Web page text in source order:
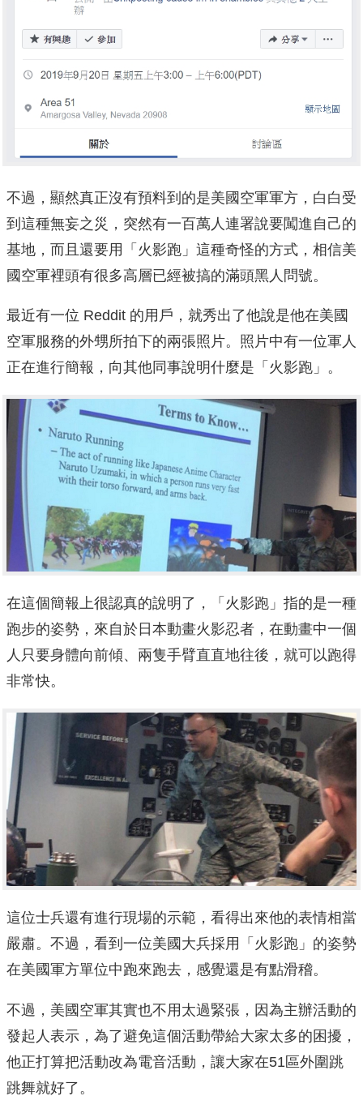
不過，顯然真正沒有預料到的是美國空軍軍方，白白受
到這種無妄之災，突然有一百萬人連署說要闖進自己的
基地，而且還要用「火影跑」這種奇怪的方式，相信美
國空軍裡頭有很多高層已經被搞的滿頭黑人問號。
最近有一位 Reddit 的用戶，就秀出了他說是他在美國
空軍服務的外甥所拍下的兩張照片。照片中有一位軍人
正在進行簡報，向其他同事說明什麼是「火影跑」。
在這個簡報上很認真的說明了，「火影跑」指的是一種
跑步的姿勢，來自於日本動畫火影忍者，在動畫中一個
人只要身體向前傾、兩隻手臂直直地往後，就可以跑得
非常快。
這位士兵還有進行現場的示範，看得出來他的表情相當
嚴肅。不過，看到一位美國大兵採用「火影跑」的姿勢
在美國軍方單位中跑來跑去，感覺還是有點滑稽。
不過，美國空軍其實也不用太過緊張，因為主辦活動的
發起人表示，為了避免這個活動帶給大家太多的困擾，
他正打算把活動改為電音活動，讓大家在51區外圍跳
跳舞就好了。